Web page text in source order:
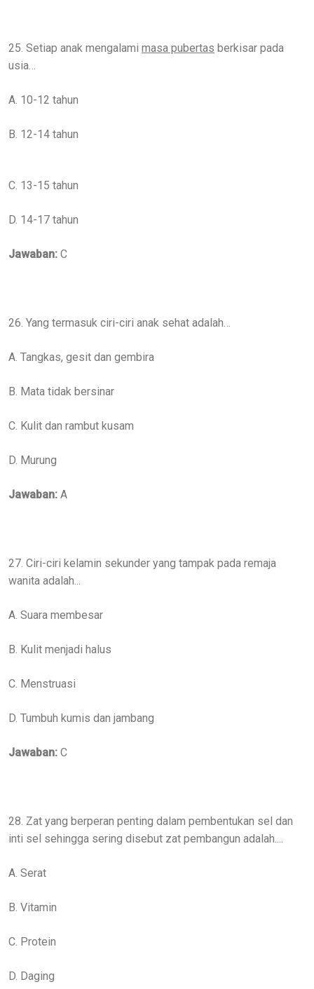
25. Setiap anak mengalami masa pubertas berkisar pada
usia…
A. 10-12 tahun
B. 12-14 tahun
C. 13-15 tahun
D. 14-17 tahun
Jawaban: C
26. Yang termasuk ciri-ciri anak sehat adalah…
A. Tangkas, gesit dan gembira
B. Mata tidak bersinar
C. Kulit dan rambut kusam
D. Murung
Jawaban: A
27. Ciri-ciri kelamin sekunder yang tampak pada remaja
wanita adalah...
A. Suara membesar
B. Kulit menjadi halus
C. Menstruasi
D. Tumbuh kumis dan jambang
Jawaban: C
28. Zat yang berperan penting dalam pembentukan sel dan
inti sel sehingga sering disebut zat pembangun adalah....
A. Serat
B. Vitamin
C. Protein
D. Daging